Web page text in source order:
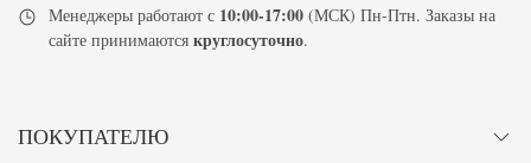
Менеджеры работают с 10:00-17:00 (МСК) Пн-Птн. Заказы на
сайте принимаютсякруглосуточно.
ПОКУПАТЕЛЮ